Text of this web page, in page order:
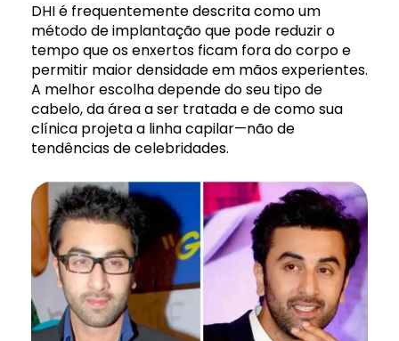
DHI é frequentemente descrita como um
método de implantação que pode reduzir o
tempo que os enxertos ficam fora do corpo e
permitir maior densidade em mãos experientes.
A melhor escolha depende do seu tipo de
cabelo, da área a ser tratada e de como sua
clínica projeta a linha capilar—não de
tendências de celebridades.